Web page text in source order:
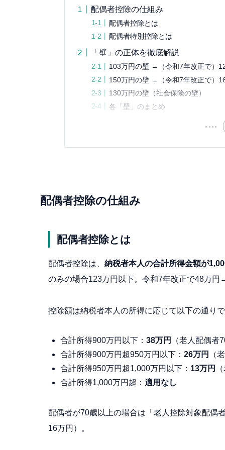
配偶者控除の仕組み
配偶者控除とは
配偶者特別控除とは
「壁」の正体を徹底解説
103万円の壁 →（令和7年改正で）
150万円の壁 →（令和7年改正で）
130万円の壁（社会保険の壁）
各「壁」のまとめ
配偶者控除の仕組み
配偶者控除とは
配偶者控除は、 納税者本人の合計所得金額が
のみの場合123万円以下。令和7年改正で48万
控除額は納税者本人の所得に応じて以下の通り
合計所得900万円以下： 38万円
（老人配偶者
合計所得900万円超950万円以下： 26万円
（
合計所得950万円超1,000万円以下： 13万円
合計所得1,000万円超： 適用なし
配偶者が70歳以上の場合は「老人控除対象配偶
16万円）。